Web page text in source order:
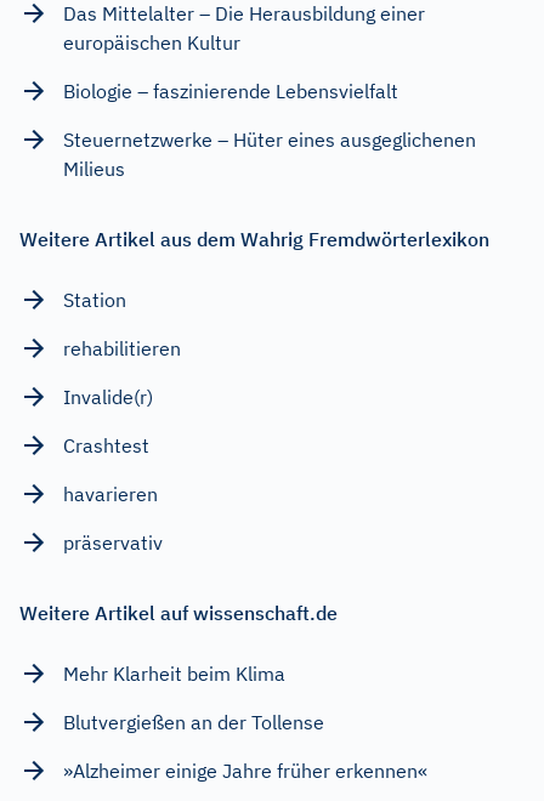
Das Mittelalter – Die Herausbildung einer
europäischen Kultur
Biologie – faszinierende Lebensvielfalt
Steuernetzwerke – Hüter eines ausgeglichenen
Milieus
Weitere Artikel aus dem Wahrig Fremdwörterlexikon
Station
rehabilitieren
Invalide(r)
Crashtest
havarieren
präservativ
Weitere Artikel auf wissenschaft.de
Mehr Klarheit beim Klima
Blutvergießen an der Tollense
»Alzheimer einige Jahre früher erkennen«